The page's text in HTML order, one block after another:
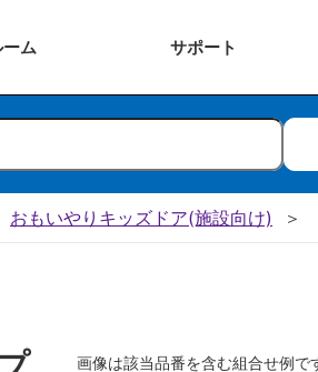
ーム サポート
おもいやりキッズドア(施設向け)
画像は該当品番を含む組合せ例で